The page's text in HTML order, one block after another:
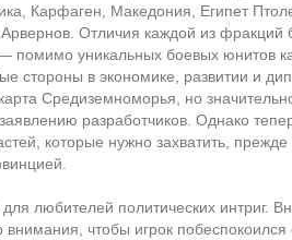
Карфаген, Македония, Египет
Отличия каждой из фракций
помимо уникальных боевых юнитов
стороны в экономике, развитии и
Средиземноморья, но
разработчиков. Однако
которые нужно захватить,
любителей политических интриг.
внимания, чтобы игрок